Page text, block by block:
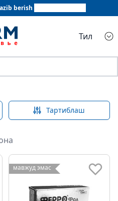
berish
Тил
Тартиблаш
мавжуд эмас